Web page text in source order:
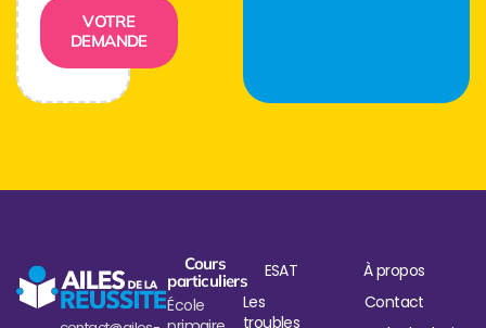
VOTRE
DEMANDE
Cours
particuliers
École
ESAT
Les
troubles
À propos
Contact